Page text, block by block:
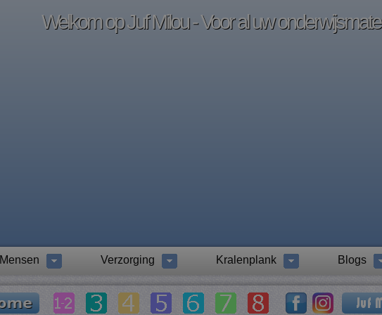
Welkom op Juf Milou - Voor al uw
Mensen Verzorging Kralenplank Blogs